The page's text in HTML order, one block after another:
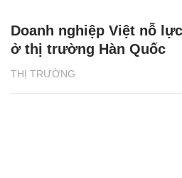
THỊ TRƯỜNG
Doanh nghiệp Việt nỗ
ở thị trường Hàn Quốc